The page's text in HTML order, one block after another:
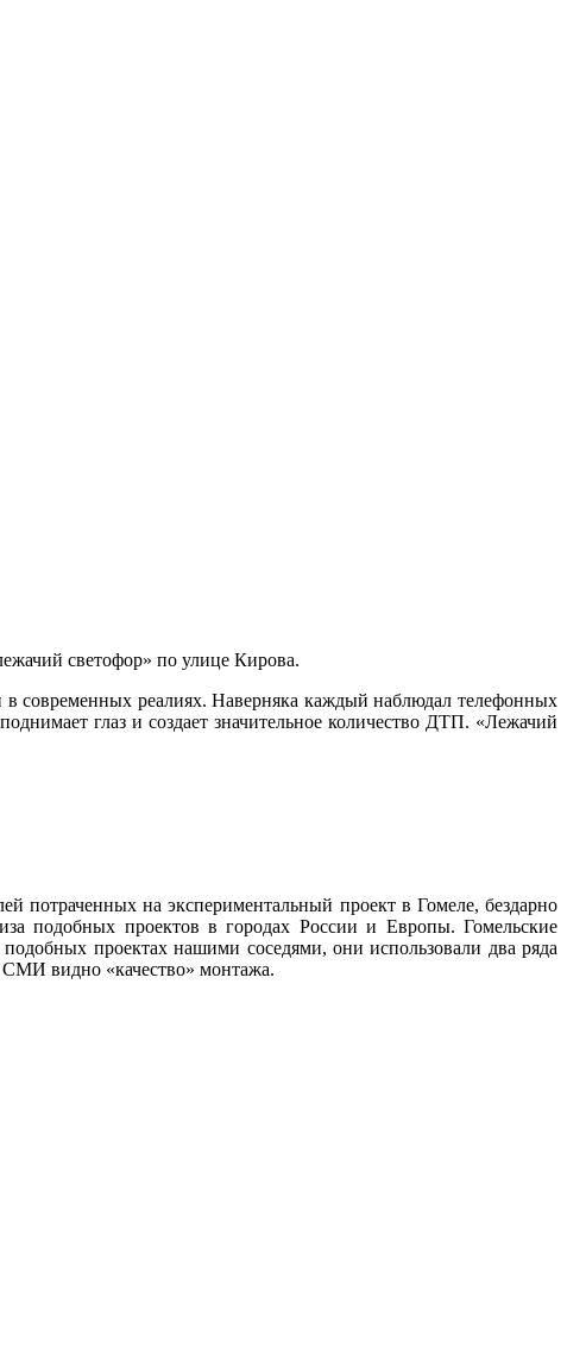
светофор» по улице Кирова.
в современных реалиях. Наверняка каждый наблюдал телефонных
глаз и создает значительное количество ДТП. «Лежачий
потраченных на экспериментальный проект в Гомеле, бездарно
подобных проектов в городах России и Европы. Гомельские
проектах нашими соседями, они использовали два ряда
СМИ видно «качество» монтажа.